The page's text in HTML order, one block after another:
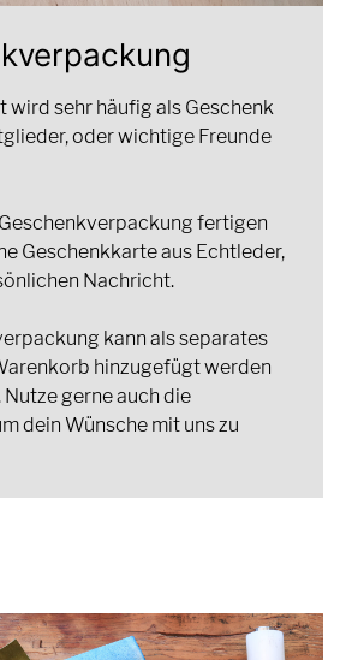
wird sehr häufig als Geschenk
oder wichtige Freunde
fertigen
Geschenkkarte aus Echtleder,
Nachricht.
kann als separates
hinzugefügt werden
Nutze gerne auch die
dein Wünsche mit uns zu